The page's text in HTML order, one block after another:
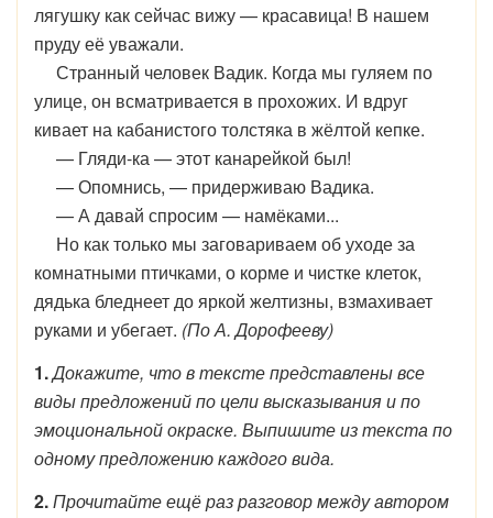
лягушку как сейчас вижу — красавица! В нашем
пруду её уважали.
Странный человек Вадик. Когда мы гуляем по
улице, он всматривается в прохожих. И вдруг
кивает на кабанистого толстяка в жёлтой кепке.
— Гляди-ка — этот канарейкой был!
— Опомнись, — придерживаю Вадика.
— А давай спросим — намёками...
Но как только мы заговариваем об уходе за
комнатными птичками, о корме и чистке клеток,
дядька бледнеет до яркой желтизны, взмахивает
руками и убегает. (По А. Дорофееву)
1.Докажите, что в тексте представлены все
виды предложений по цели высказывания и по
эмоциональной окраске. Выпишите из текста по
одному предложению каждого вида.
2.Прочитайте ещё раз разговор между автором